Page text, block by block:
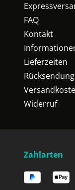
FAQ
Kontakt
Lieferzeiten
Rücksendung
Widerruf
Zahlarten